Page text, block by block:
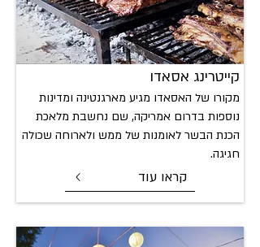
קייטרינג אסאדו
מקורו של האסאדו מגיע מארגנטינה ומדינות
נוספות בדרום אמריקה, שם נחשבת מלאכת
הכנת הבשר לאומנות של ממש ולארוחה שכולה
חגיגה.
קראו עוד